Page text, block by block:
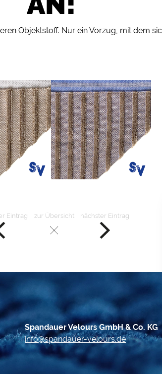
Objektstoff. Nur ein Vorzug, mit dem
Eintrag zur Übersicht nächster Eintrag
Spandauer Velours GmbH & Co. KG
info@spandauer-velours.de